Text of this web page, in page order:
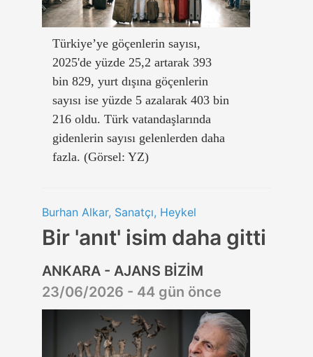
Türkiye’ye göçenlerin sayısı,
2025'de yüzde 25,2 artarak 393
bin 829, yurt dışına göçenlerin
sayısı ise yüzde 5 azalarak 403 bin
216 oldu. Türk vatandaşlarında
gidenlerin sayısı gelenlerden daha
fazla. (Görsel: YZ)
Burhan Alkar, Sanatçı, Heykel
Bir 'anıt' isim daha gitti
ANKARA - AJANS BİZİM
23/06/2026 - 44 gün önce